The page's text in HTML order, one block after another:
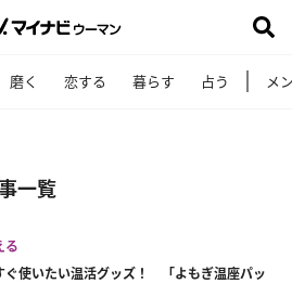
磨く 恋する 暮らす 占う メ
一覧
る
ぐ使いたい温活グッズ！ 「よもぎ温座パッ